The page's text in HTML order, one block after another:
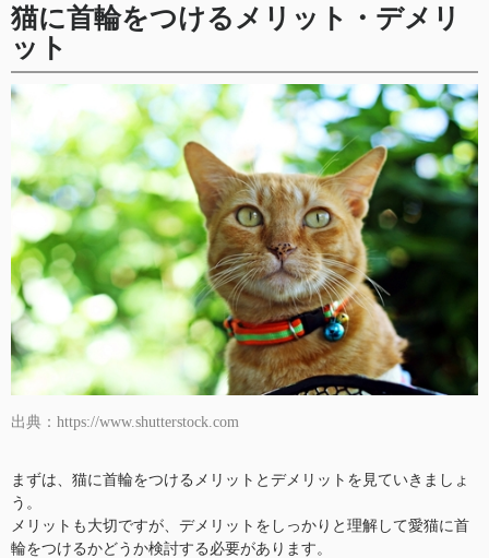
猫に首輪をつけるメリット・デメリ
ット
出典：https://www.shutterstock.com
まずは、猫に首輪をつけるメリットとデメリットを見ていきましょ
う。
メリットも大切ですが、デメリットをしっかりと理解して愛猫に首
輪をつけるかどうか検討する必要があります。